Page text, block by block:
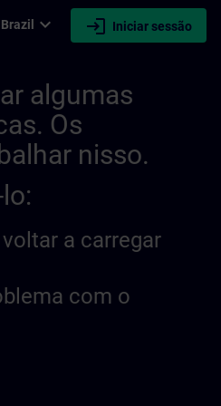
Brazil expand_more login Iniciar sessão
algumas
Os
nisso.
a carregar
com o